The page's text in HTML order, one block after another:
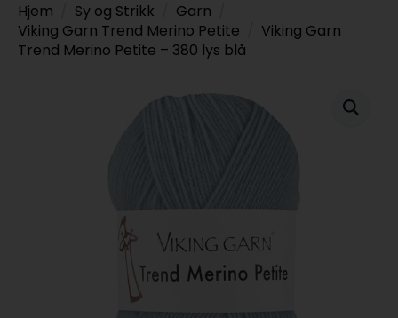
Hjem Sy og Strikk
Garn
Viking Garn Trend Merino Petite
Viking Garn
Trend Merino Petite – 380 lys blå